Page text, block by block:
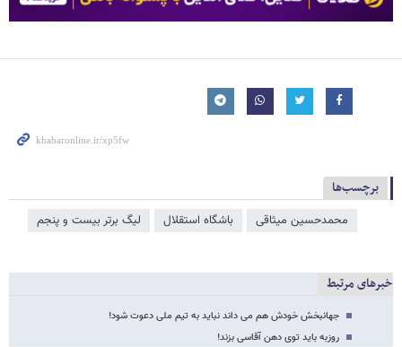
برچسب‌ها
محمدحسین میثاقی باشگاه استقلال لیگ برتر بیست و پنجم
خبرهای مرتبط
جهانبخش خودش هم می داند نباید به تیم ملی دعوت شود!
روزبه باید توی دهن آقاسی بزند!